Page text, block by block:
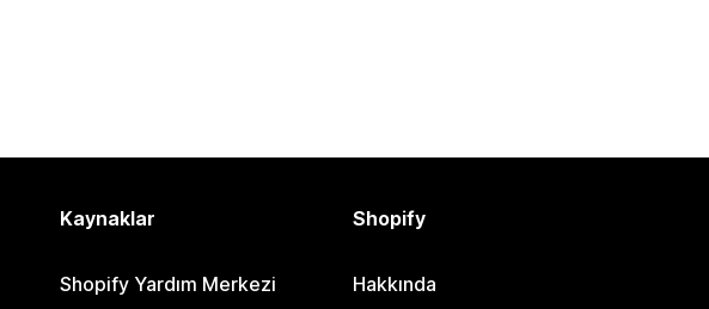
Kaynaklar
Shopify Yardım Merkezi
Shopify
Hakkında